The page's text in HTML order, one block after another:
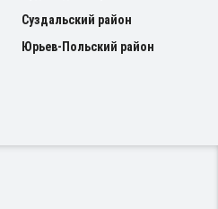
Суздальский район
Юрьев-Польский район